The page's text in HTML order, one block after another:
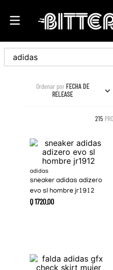
Buscar
Ordenar por FECHA DE
RELEASE
215
adidas
sneaker adidas adizero
evo sl hombre jr1912
Q1720.00